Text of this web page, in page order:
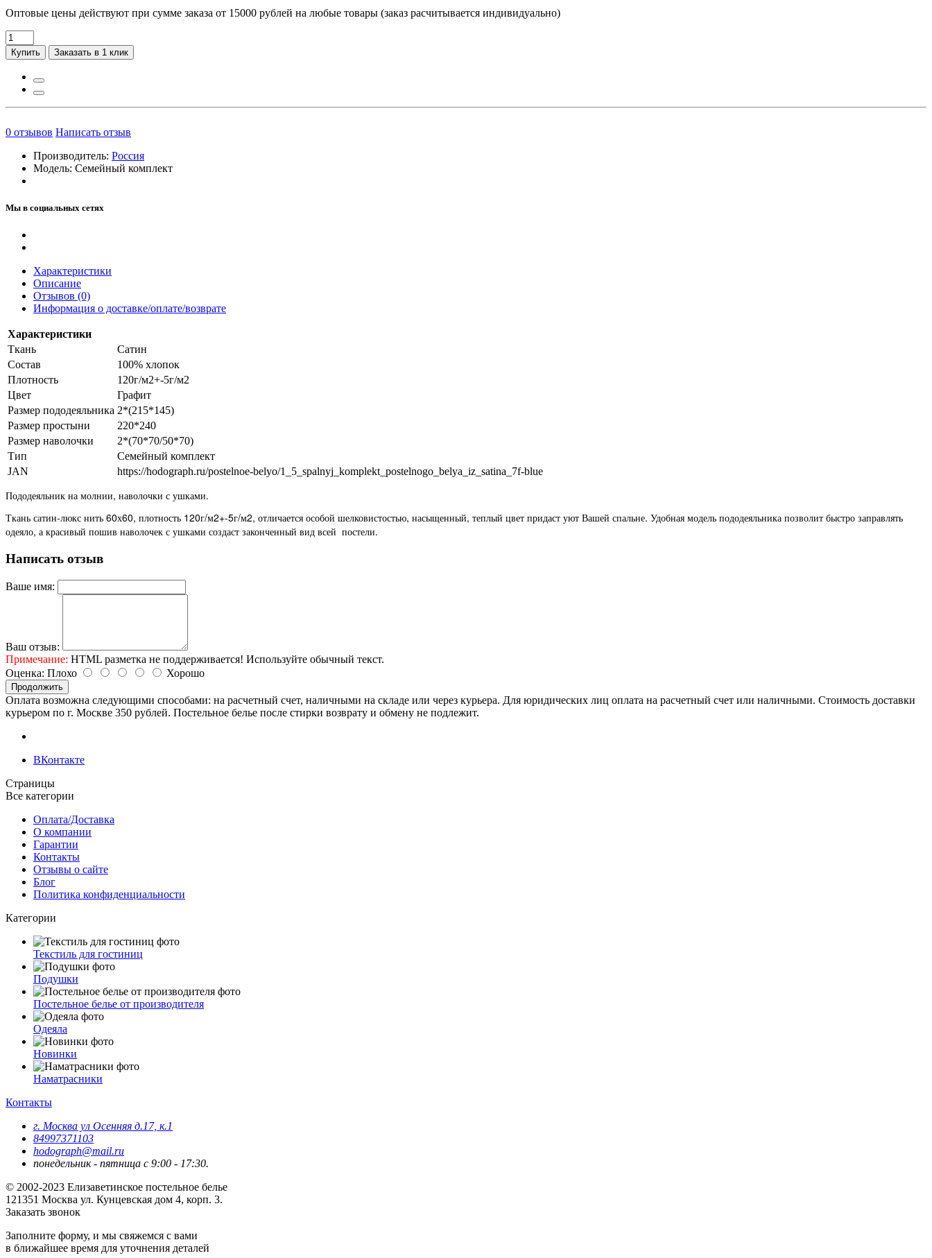
Оптовые цены действуют при сумме заказа от 15000 рублей на любые товары (заказ расчитывается индивидуально)
Купить Заказать в 1 клик
0 отзывов Написать отзыв
Производитель: Россия
Модель: Семейный комплект
Мы в социальных сетях
Характеристики
Описание
Отзывов (0)
Информация о доставке/оплате/возврате
Характеристики
Ткань
Сатин
Состав
100% хлопок
Плотность
120г/м2+-5г/м2
Цвет
Графит
Размер пододеяльника 2*(215*145)
Размер простыни
220*240
Размер наволочки
2*(70*70/50*70)
Тип
Семейный комплект
JAN
https://hodograph.ru/postelnoe-belyo/1_5_spalnyj_komplekt_postelnogo_belya_iz_satina_7f-blue
Пододеяльник на молнии, наволочки с ушками.
Ткань сатин-люкс нить 60х60, плотность 120г/м2+-5г/м2, отличается особой шелковистостью, насыщенный, теплый цвет придаст уют Вашей спальне. Удобная модель пододеяльника позволит быстро заправлять
одеяло, а красивый пошив наволочек с ушками создаст законченный вид всей постели.
Написать отзыв
Ваше имя:
Ваш отзыв:
Примечание: HTML разметка не поддерживается! Используйте обычный текст.
Оценка: Плохо Хорошо
Продолжить
Оплата возможна следующими способами: на расчетный счет, наличными на складе или через курьера. Для юридических лиц оплата на расчетный счет или наличными. Стоимость доставки
курьером по г. Москве 350 рублей. Постельное белье после стирки возврату и обмену не подлежит.
ВКонтакте
Страницы
Все категории
Оплата/Доставка
О компании
Гарантии
Контакты
Отзывы о сайте
Блог
Политика конфиденциальности
Категории
Текстиль для гостиниц
Подушки
Постельное белье от производителя
Одеяла
Новинки
Наматрасники
Контакты
г. Москва ул Осенняя д.17, к.1
84997371103
hodograph@mail.ru
понедельник - пятница с 9:00 - 17:30.
© 2002-2023 Елизаветинское постельное белье
121351 Москва ул. Кунцевская дом 4, корп. 3.
Заказать звонок
Заполните форму, и мы свяжемся с вами
в ближайшее время для уточнения деталей